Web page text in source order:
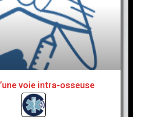
voie intra-osseuse